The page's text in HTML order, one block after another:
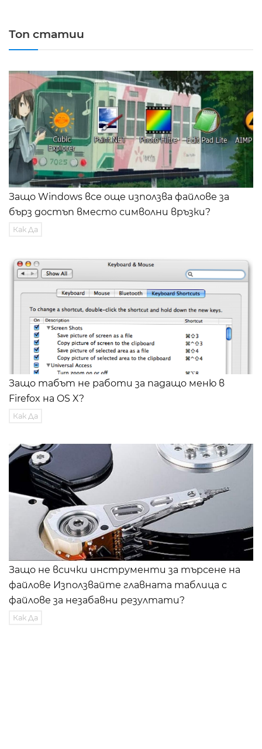
Топ статии
Защо Windows все още използва файлове за
бърз достъп вместо символни връзки?
Как Да
Защо табът не работи за падащо меню в
Firefox на OS X?
Как Да
Защо не всички инструменти за търсене на
файлове Използвайте главната таблица с
файлове за незабавни резултати?
Как Да